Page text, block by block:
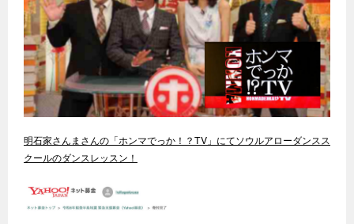
明石家さんまさんの「ホンマでっか！？TV」にてソウルアローダンスス
クールのダンスレッスン！